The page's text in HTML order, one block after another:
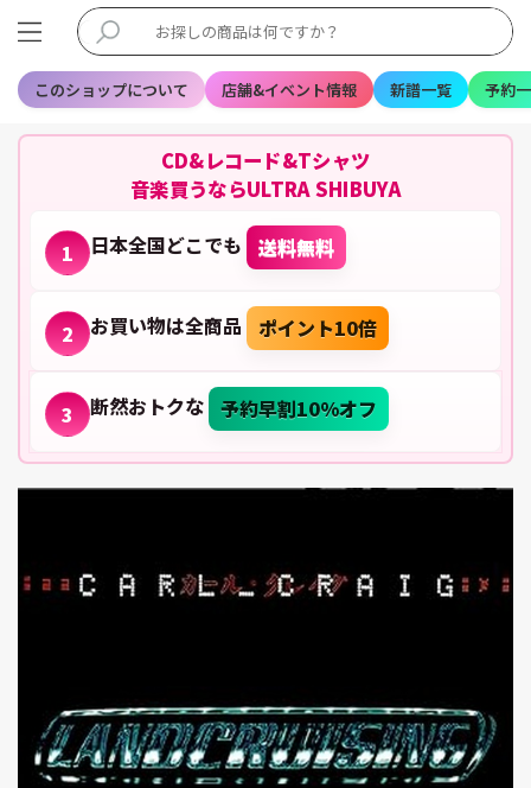
このショップについて 店舗&イベント情報 新譜一覧 予約
CD&レコード&Tシャツ
音楽買うならULTRA SHIBUYA
1 日本全国どこでも 送料無料
2 お買い物は全商品 ポイント10倍
3 断然おトクな 予約早割10%オフ